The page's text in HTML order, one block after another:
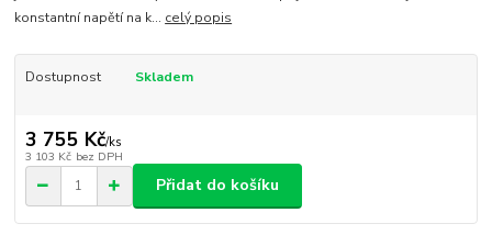
konstantní napětí na k... celý popis
Dostupnost Skladem
3 755 Kč/ks
3 103 Kč bez DPH
Přidat do košíku